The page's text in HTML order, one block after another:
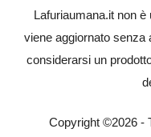
Lafuriaumana.it non
viene aggiornato senza
considerarsi un
Copyright ©2026 -